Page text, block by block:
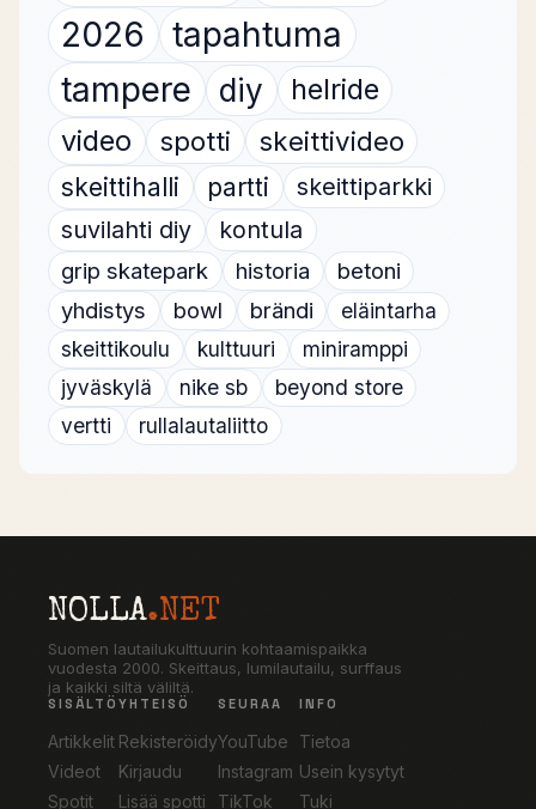
2026
tapahtuma
tampere
diy
helride
video
spotti skeittivideo
skeittihalli partti
skeittiparkki
suvilahti diy
kontula
grip skatepark historia
betoni
yhdistys
bowl brändi
eläintarha
skeittikoulu
kulttuuri
miniramppi
jyväskylä
nike sb
beyond store
vertti
rullalautaliitto
NOLLA.NET
Suomen lautailukulttuurin kohtaamispaikka
vuodesta 2000. Skeittaus, lumilautailu, surffaus
ja kaikki siltä väliltä.
SISÄLTÖ
Artikkelit
Videot
Spotit
YHTEISÖ
Rekisteröidy
Kirjaudu
Lisää spotti
SEURAA
YouTube
Instagram
TikTok
INFO
Tietoa
Usein kysytyt
Tuki